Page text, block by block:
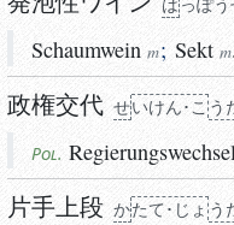
はっぽう
Schaumwein m; Sekt m
政権交代 せいけん･こう
Pol.
片手上段 かたて･じょう